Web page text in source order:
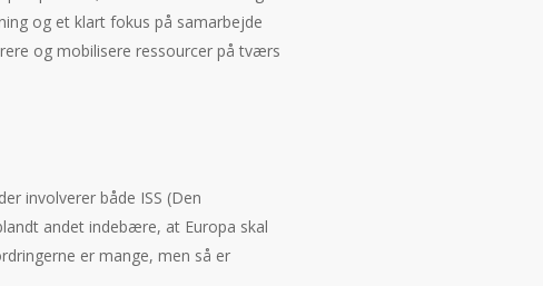
og et klart fokus på samarbejde
og mobilisere ressourcer på tværs
involverer både ISS (Den
andet indebære, at Europa skal
er mange, men så er